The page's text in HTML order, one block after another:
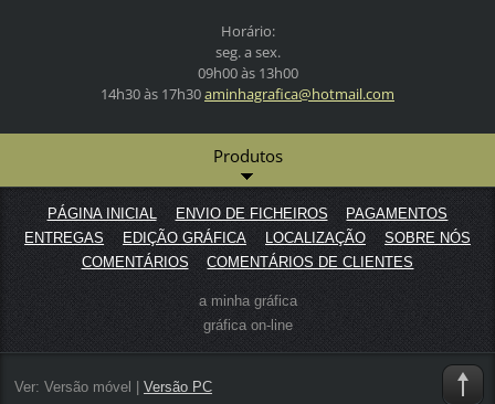
Horário:
seg. a sex.
09h00 às 13h00
14h30 às 17h30aminhagrafica@hotmail.com
Produtos
PÁGINA INICIAL ENVIO DE FICHEIROS
PAGAMENTOS
ENTREGAS
EDIÇÃO GRÁFICA LOCALIZAÇÃO
SOBRE NÓS
COMENTÁRIOS
COMENTÁRIOS DE CLIENTES
a minha gráfica
gráfica on-line
Ver: Versão móvel Versão PC